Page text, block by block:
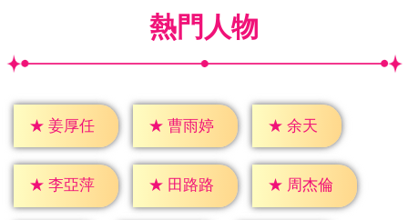
熱門人物
★ 姜厚任 ★ 曹雨婷 ★ 余天
★ 李亞萍 ★ 田路路 ★ 周杰倫